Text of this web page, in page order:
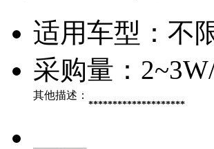
适用车型： 不
采购量：
其他描述：
********************